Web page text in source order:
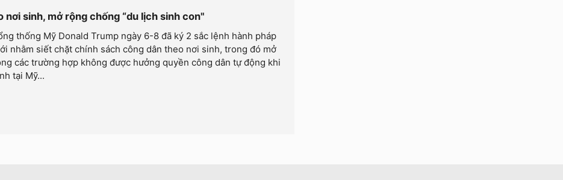
sinh, mở rộng chống “du lịch sinh con"
thống Mỹ Donald Trump ngày 6-8 đã ký 2 sắc lệnh hành pháp
nhằm siết chặt chính sách công dân theo nơi sinh, trong đó mở
các trường hợp không được hưởng quyền công dân tự động khi
tại Mỹ...